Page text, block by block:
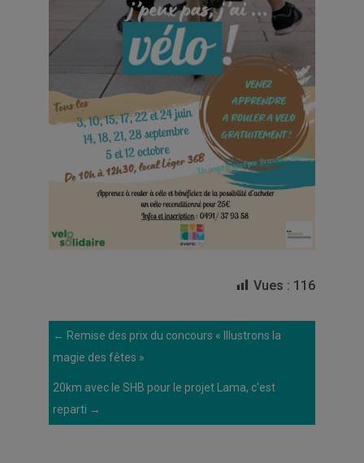
Vues : 116
← Remise des prix du concours « Illustrons la
magie des fêtes »
20km avec le SHB pour le projet Lama, c'est
reparti →